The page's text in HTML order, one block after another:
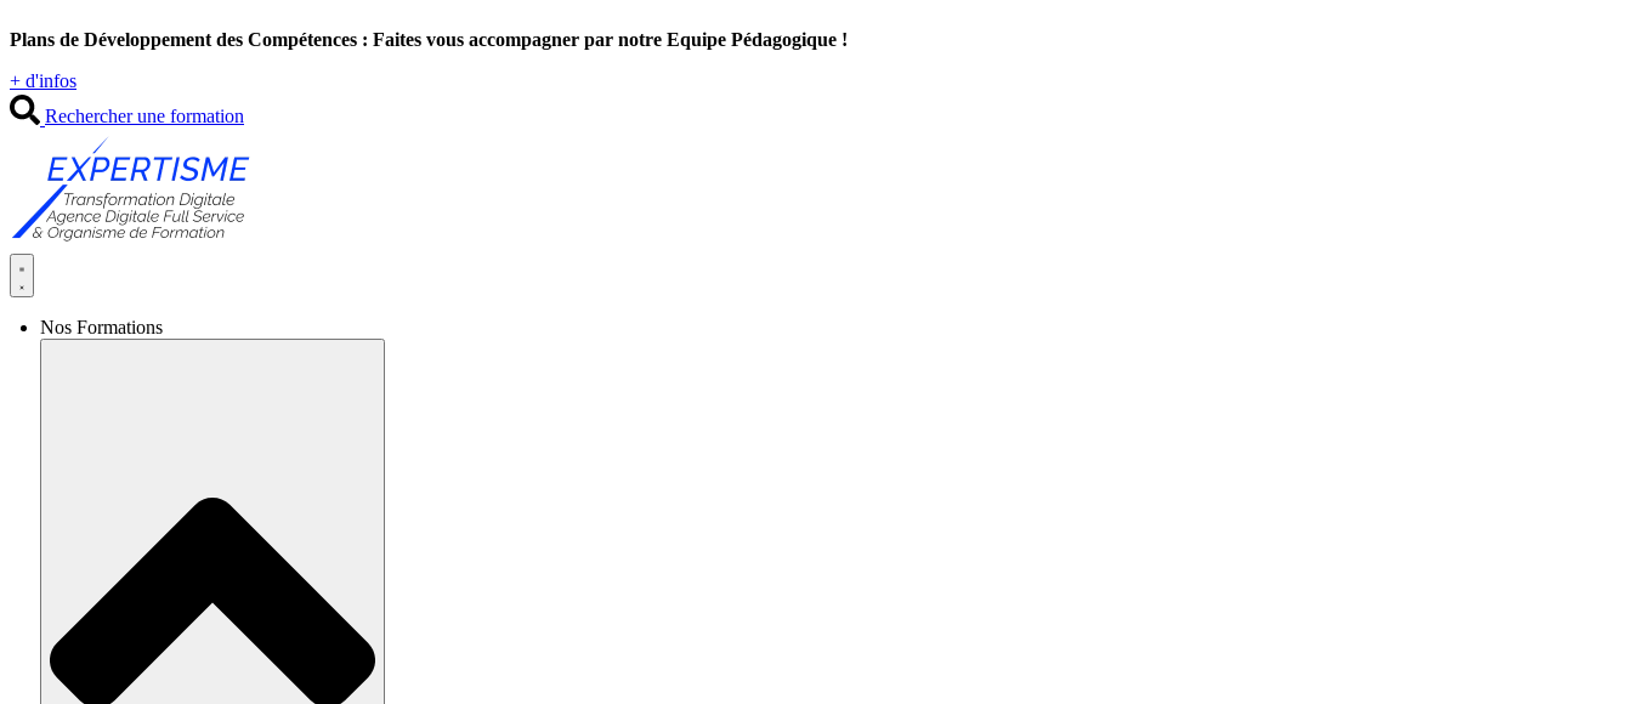
au
Plans de Développement des Compétences : Faites vous accompagner par notre Equipe Pédagogique !
+ d'infos
Rechercher une formation
Nos Formations